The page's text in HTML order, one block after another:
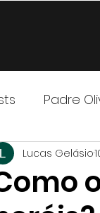
Padre
Lucas Gelásio